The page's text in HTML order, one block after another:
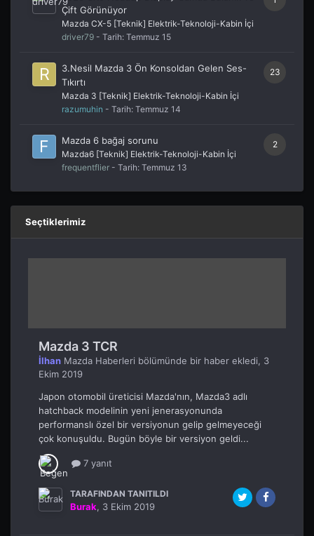
Çift Görünüyor
Mazda CX-5 [Teknik] Elektrik-Teknoloji-Kabin İçi
driver79 - Tarih: Temmuz 15
23
3.Nesil Mazda 3 Ön Konsoldan Gelen Ses-
Tıkırtı
Mazda 3 [Teknik] Elektrik-Teknoloji-Kabin İçi
razumuhin - Tarih: Temmuz 14
2
Mazda 6 bağaj sorunu
Mazda6 [Teknik] Elektrik-Teknoloji-Kabin İçi
frequentflier - Tarih: Temmuz 13
Seçtiklerimiz
Mazda 3 TCR
İlhan Mazda Haberleri bölümünde bir haber ekledi, 3
Ekim 2019
Japon otomobil üreticisi Mazda'nın, Mazda3 adlı
hatchback modelinin yeni jenerasyonunda
performanslı özel bir versiyonun gelip gelmeyeceği
çok konuşuldu. Bugün böyle bir versiyon geldi...
7 yanıt
TARAFINDAN TANITILDI
Burak, 3 Ekim 2019